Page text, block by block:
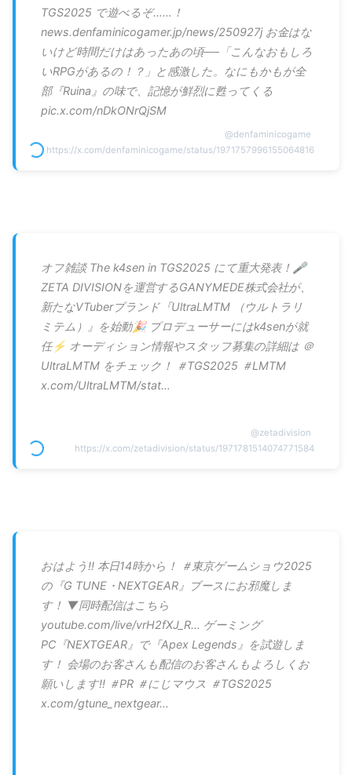
TGS2025 で遊べるぞ……！
news.denfaminicogamer.jp/news/250927j お金はな
いけど時間だけはあったあの頃──「こんなおもしろ
いRPGがあるの！？」と感激した。なにもかもが全
部『Ruina』の味で、記憶が鮮烈に甦ってくる
pic.x.com/nDkONrQjSM
@denfaminicogame
https://x.com/denfaminicogame/status/1971757996155064816
オフ雑談 The k4sen in TGS2025 にて重大発表！🎤
ZETA DIVISIONを運営するGANYMEDE株式会社が、
新たなVTuberブランド『UltraLMTM （ウルトラリ
ミテム）』を始動🎉 プロデューサーにはk4senが就
任⚡️ オーディション情報やスタッフ募集の詳細は ＠
UltraLMTM をチェック！ ＃TGS2025 ＃LMTM
x.com/UltraLMTM/stat…
@zetadivision
https://x.com/zetadivision/status/1971781514074771584
おはよう‼️ 本日14時から！ ＃東京ゲームショウ2025
の『G TUNE・NEXTGEAR』ブースにお邪魔しま
す！ ▼同時配信はこちら
youtube.com/live/vrH2fXJ_R… ゲーミング
PC『NEXTGEAR』で『Apex Legends』を試遊しま
す！ 会場のお客さんも配信のお客さんもよろしくお
願いします‼️ ＃PR ＃にじマウス ＃TGS2025
x.com/gtune_nextgear…